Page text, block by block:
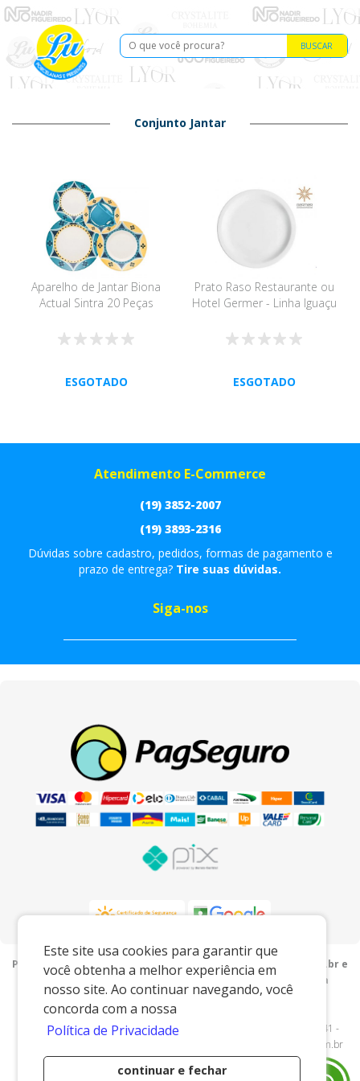
Este site usa cookies para garantir que
você obtenha a melhor experiência em
nosso site. Ao continuar navegando, você
concorda com a nossa
Política de Privacidade
continuar e fechar
BUSCAR
Conjunto Jantar
Aparelho de Jantar Biona
Actual Sintra 20 Peças
ESGOTADO
Prato Raso Restaurante ou
Hotel Germer - Linha Iguaçu
ESGOTADO
Atendimento E-Commerce
(19) 3852-2007
(19) 3893-2316
Dúvidas sobre cadastro, pedidos, formas de pagamento e
prazo de entrega? Tire suas dúvidas.
Siga-nos
Preços e condições exclusivos para o www.porcelanaslu.com.br e
para o televendas, podendo sofrer alterações sem prévia
notiﬁcação.
Lu Porcelanas e Presentes
www.porcelanaslu.com.br| AV ANTONIO SERAFIM PETEAN - 2941 -
comercial@porcelanaslu.com.br
Desenvolvido por